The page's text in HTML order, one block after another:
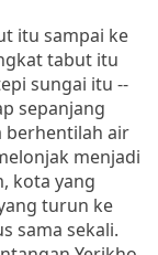
itu sampai ke
tabut itu
sungai itu --
sepanjang
berhentilah air
menjadi
kota yang
turun ke
sama sekali.